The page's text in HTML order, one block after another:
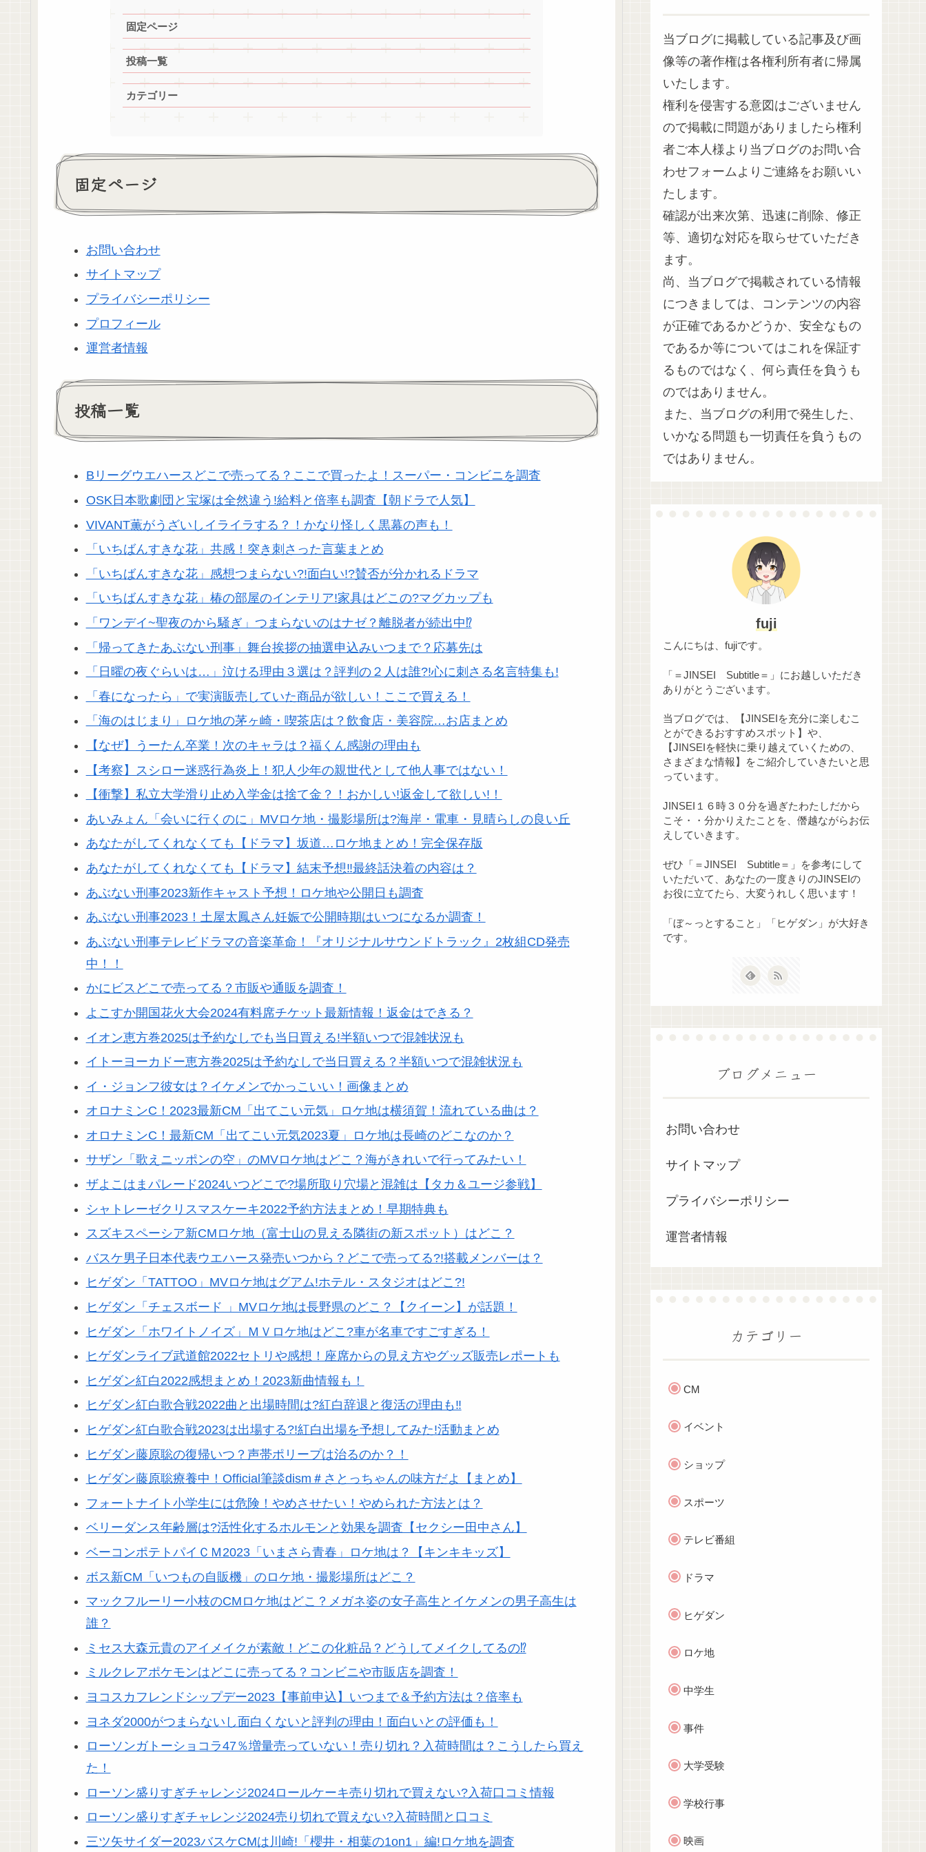
固定ページ
投稿一覧
カテゴリー
固定ページ
お問い合わせ
サイトマップ
プライバシーポリシー
プロフィール
運営者情報
投稿一覧
Bリーグウエハースどこで売ってる？ここで買ったよ！スーパー・コンビニを調査
OSK日本歌劇団と宝塚は全然違う!給料と倍率も調査【朝ドラで人気】
VIVANT薫がうざいしイライラする？！かなり怪しく黒幕の声も！
「いちばんすきな花」共感！突き刺さった言葉まとめ
「いちばんすきな花」感想つまらない?!面白い!?賛否が分かれるドラマ
「いちばんすきな花」椿の部屋のインテリア!家具はどこの?マグカップも
「ワンデイ~聖夜のから騒ぎ」つまらないのはナゼ？離脱者が続出中⁉
「帰ってきたあぶない刑事」舞台挨拶の抽選申込みいつまで？応募先は
「日曜の夜ぐらいは…」泣ける理由３選は？評判の２人は誰?!心に刺さる名言特集も!
「春になったら」で実演販売していた商品が欲しい！ここで買える！
「海のはじまり」ロケ地の茅ヶ崎・喫茶店は？飲食店・美容院…お店まとめ
【なぜ】うーたん卒業！次のキャラは？福くん感謝の理由も
【考察】スシロー迷惑行為炎上！犯人少年の親世代として他人事ではない！
【衝撃】私立大学滑り止め入学金は捨て金？！おかしい!返金して欲しい!！
あいみょん「会いに行くのに」MVロケ地・撮影場所は?海岸・電車・見晴らしの良い丘
あなたがしてくれなくても【ドラマ】坂道…ロケ地まとめ！完全保存版
あなたがしてくれなくても【ドラマ】結末予想‼最終話決着の内容は？
あぶない刑事2023新作キャスト予想！ロケ地や公開日も調査
あぶない刑事2023！土屋太鳳さん妊娠で公開時期はいつになるか調査！
あぶない刑事テレビドラマの音楽革命！『オリジナルサウンドトラック』2枚組CD発売
中！！
かにビスどこで売ってる？市販や通販を調査！
よこすか開国花火大会2024有料席チケット最新情報！返金はできる？
イオン恵方巻2025は予約なしでも当日買える!半額いつで混雑状況も
イトーヨーカドー恵方巻2025は予約なしで当日買える？半額いつで混雑状況も
イ・ジョンフ彼女は？イケメンでかっこいい！画像まとめ
オロナミンC！2023最新CM「出てこい元気」ロケ地は横須賀！流れている曲は？
オロナミンC！最新CM「出てこい元気2023夏」ロケ地は長崎のどこなのか？
サザン「歌えニッポンの空」のMVロケ地はどこ？海がきれいで行ってみたい！
ザよこはまパレード2024いつどこで?場所取り穴場と混雑は【タカ＆ユージ参戦】
シャトレーゼクリスマスケーキ2022予約方法まとめ！早期特典も
スズキスペーシア新CMロケ地（富士山の見える隣街の新スポット）はどこ？
バスケ男子日本代表ウエハース発売いつから？どこで売ってる?!搭載メンバーは？
ヒゲダン「TATTOO」MVロケ地はグアム!ホテル・スタジオはどこ?!
ヒゲダン「チェスボード 」MVロケ地は長野県のどこ？【クイーン】が話題！
ヒゲダン「ホワイトノイズ」ＭＶロケ地はどこ?車が名車ですごすぎる！
ヒゲダンライブ武道館2022セトリや感想！座席からの見え方やグッズ販売レポートも
ヒゲダン紅白2022感想まとめ！2023新曲情報も！
ヒゲダン紅白歌合戦2022曲と出場時間は?紅白辞退と復活の理由も‼
ヒゲダン紅白歌合戦2023は出場する?!紅白出場を予想してみた!活動まとめ
ヒゲダン藤原聡の復帰いつ？声帯ポリープは治るのか？！
ヒゲダン藤原聡療養中！Official筆談dism＃さとっちゃんの味方だよ【まとめ】
フォートナイト小学生には危険！やめさせたい！やめられた方法とは？
ベリーダンス年齢層は?活性化するホルモンと効果を調査【セクシー田中さん】
ベーコンポテトパイＣＭ2023「いまさら青春」ロケ地は？【キンキキッズ】
ボス新CM「いつもの自販機」のロケ地・撮影場所はどこ？
マックフルーリー小枝のCMロケ地はどこ？メガネ姿の女子高生とイケメンの男子高生は
誰？
ミセス大森元貴のアイメイクが素敵！どこの化粧品？どうしてメイクしてるの⁉
ミルクレアポケモンはどこに売ってる？コンビニや市販店を調査！
ヨコスカフレンドシップデー2023【事前申込】いつまで＆予約方法は？倍率も
ヨネダ2000がつまらないし面白くないと評判の理由！面白いとの評価も！
ローソンガトーショコラ47％増量売っていない！売り切れ？入荷時間は？こうしたら買え
た！
ローソン盛りすぎチャレンジ2024ロールケーキ売り切れで買えない?入荷口コミ情報
ローソン盛りすぎチャレンジ2024売り切れで買えない?入荷時間と口コミ
三ツ矢サイダー2023バスケCMは川崎!「櫻井・相葉の1on1」編!ロケ地を調査
当ブログに掲載している記事及び画
像等の著作権は各権利所有者に帰属
いたします。
権利を侵害する意図はございません
ので掲載に問題がありましたら権利
者ご本人様より当ブログのお問い合
わせフォームよりご連絡をお願いい
たします。
確認が出来次第、迅速に削除、修正
等、適切な対応を取らせていただき
ます。
尚、当ブログで掲載されている情報
につきましては、コンテンツの内容
が正確であるかどうか、安全なもの
であるか等についてはこれを保証す
るものではなく、何ら責任を負うも
のではありません。
また、当ブログの利用で発生した、
いかなる問題も一切責任を負うもの
ではありません。
fuji
こんにちは、fujiです。
「＝JINSEI Subtitle＝」にお越しいただき
ありがとうございます。
当ブログでは、【JINSEIを充分に楽しむこ
とができるおすすめスポット】や、
【JINSEIを軽快に乗り越えていくための、
さまざまな情報】をご紹介していきたいと思
っています。
JINSEI１６時３０分を過ぎたわたしだから
こそ・・分かりえたことを、僭越ながらお伝
えしていきます。
ぜひ「＝JINSEI Subtitle＝」を参考にして
いただいて、あなたの一度きりのJINSEIの
お役に立てたら、大変うれしく思います！
「ぼ～っとすること」「ヒゲダン」が大好き
です。
ブログメニュー
お問い合わせ
サイトマップ
プライバシーポリシー
運営者情報
カテゴリー
CM
イベント
ショップ
スポーツ
テレビ番組
ドラマ
ヒゲダン
ロケ地
中学生
事件
大学受験
学校行事
映画